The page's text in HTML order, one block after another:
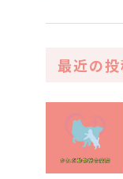
最近の投